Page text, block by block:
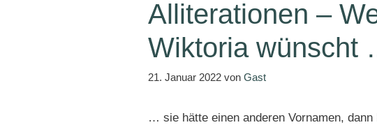
Alliterationen –
Wiktoria wünscht
21. Januar 2022 von Gast
… sie hätte einen anderen Vornamen,